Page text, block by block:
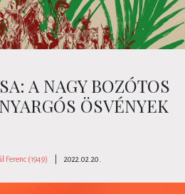
A NAGY BOZÓTOS
ÖSVÉNYEK
Ferenc (1949) 2022.02.20.